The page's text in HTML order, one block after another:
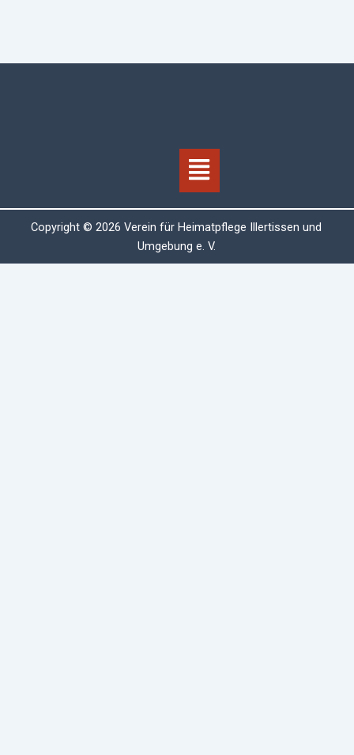
Menü
Copyright © 2026 Verein für Heimatpflege Illertissen und
Umgebung e. V.